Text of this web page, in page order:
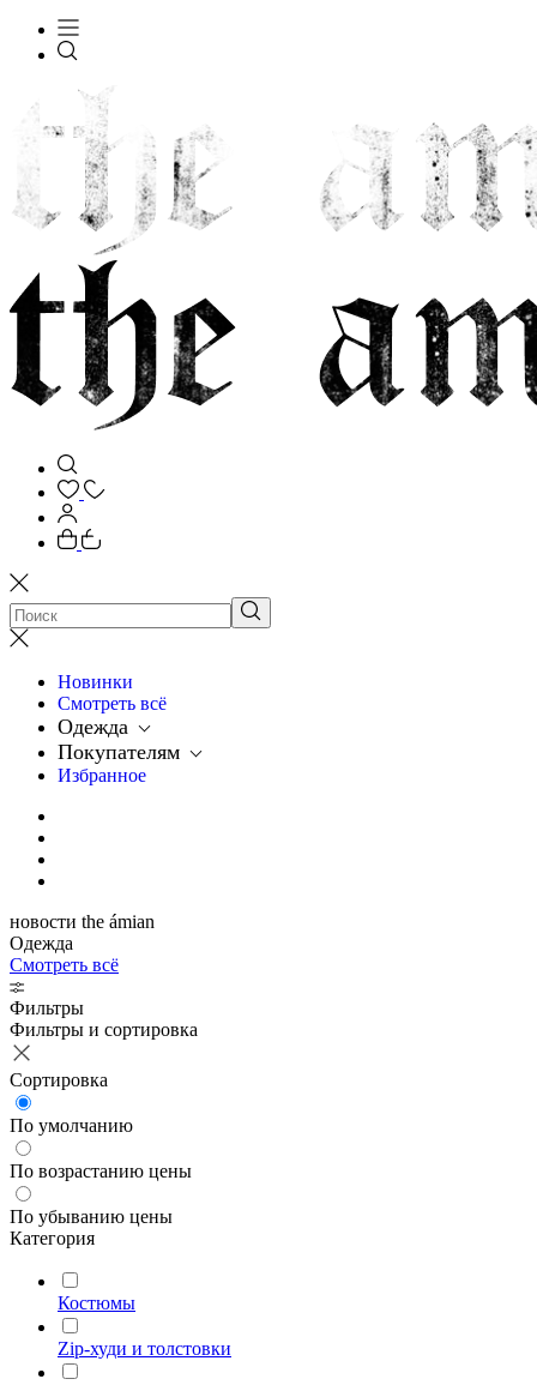
Новинки
Смотреть всё
Одежда
Покупателям
Избранное
новости the ámian
Одежда
Смотреть всё
Фильтры
Фильтры и сортировка
Сортировка
По умолчанию
По возрастанию цены
По убыванию цены
Категория
Костюмы
Zip-худи и толстовки